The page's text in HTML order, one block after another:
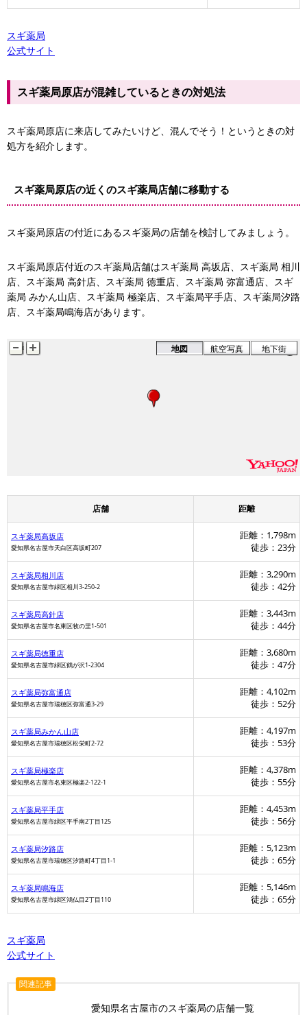
スギ薬局
公式サイト
スギ薬局原店が混雑しているときの対処法
スギ薬局原店に来店してみたいけど、混んでそう！というときの対
処方を紹介します。
スギ薬局原店の近くのスギ薬局店舗に移動する
スギ薬局原店の付近にあるスギ薬局の店舗を検討してみましょう。
スギ薬局原店付近のスギ薬局店舗はスギ薬局 高坂店、スギ薬局 相川
店、スギ薬局 高針店、スギ薬局 徳重店、スギ薬局 弥富通店、スギ
薬局 みかん山店、スギ薬局 極楽店、スギ薬局平手店、スギ薬局汐路
店、スギ薬局鳴海店があります。
地図 航空写真 地下街
店舗 距離
スギ薬局高坂店
愛知県名古屋市天白区高坂町207
距離：1,798m
徒歩：23分
スギ薬局相川店
愛知県名古屋市緑区相川3-250-2
距離：3,290m
徒歩：42分
スギ薬局高針店
愛知県名古屋市名東区牧の里1-501
距離：3,443m
徒歩：44分
スギ薬局徳重店
愛知県名古屋市緑区鶴が沢1-2304
距離：3,680m
徒歩：47分
スギ薬局弥富通店
愛知県名古屋市瑞穂区弥富通3-29
距離：4,102m
徒歩：52分
スギ薬局みかん山店
愛知県名古屋市瑞穂区松栄町2-72
距離：4,197m
徒歩：53分
スギ薬局極楽店
愛知県名古屋市名東区極楽2-122-1
距離：4,378m
徒歩：55分
スギ薬局平手店
愛知県名古屋市緑区平手南2丁目125
距離：4,453m
徒歩：56分
スギ薬局汐路店
愛知県名古屋市瑞穂区汐路町4丁目1-1
距離：5,123m
徒歩：65分
スギ薬局鳴海店
愛知県名古屋市緑区鴻仏目2丁目110
距離：5,146m
徒歩：65分
スギ薬局
公式サイト
関連記事
愛知県名古屋市のスギ薬局の店舗一覧
マツモトキヨシ